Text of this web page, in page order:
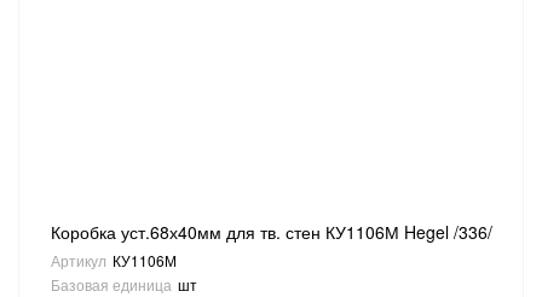
Коробка уст.68х40мм для тв. стен КУ1106М Hegel /336/
Артикул КУ1106М
Базовая единица шт